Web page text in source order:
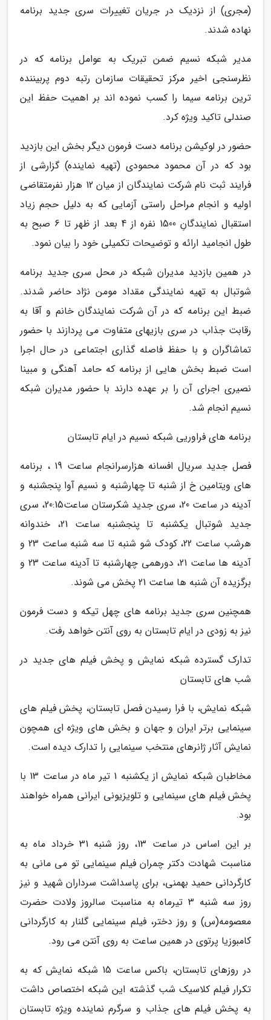
(مجری) از نزدیک در جریان تغییرات سری جدید برنامه
نهاده شدند.
مدیر شبکه نسیم ضمن تبریک به عوامل برنامه که در
نظرسنجی اخیر مرکز تحقیقات سازمان رتبه دوم پربیننده
ترین برنامه سیما را کسب نموده اند بر اهمیت حفظ این
صندلی تاکید ویژه کرد.
حضور در لوکیشن برنامه دست فرمون دیگر بخش این بازدید
بود که در آن محمود محمودی (تهیه نماینده) گزارشی از
فرایند ثبت نام شرکت نمایندگان از میان 12 هزار نفرمتقاضی
اولیه و انجام مراحل راستی آزمایی که به دلیل حجم زیاد
استقبال نمایندگانِ 1500 نفره از 4 بعد از ظهر تا 6 صبح به
طول انجامید ارائه و توضیحات تکمیلی خود را بیان نمود.
در همین بازدید مدیران شبکه در محل سری جدید برنامه
شوتبال به تهیه نمایندگی مقداد مومن نژاد حاضر شدند.
ضبط این برنامه که در آن شرکت نمایندگان خانم و آقا به
رقابت جذاب در سری بازیهای متفاوت می پردازند با حضور
تماشاگران و با حفظ فاصله گذاری اجتماعی در حال اجرا
است ضبط بخش هایی از برنامه که حامد آهنگی و مبینا
نصیری اجرای آن را بر عهده دارند با حضور مدیران شبکه
نسیم انجام شد.
برنامه های فراوریی شبکه نسیم در ایام تابستان
فصل جدید سریال افسانه هزارسرانجام ساعت 19 ، برنامه
های ویتامین خ از شنبه تا چهارشنبه و نسیم آوا پنجشنبه و
آدینه در ساعت 20، سری جدید شکرستان ساعت20:15، سری
جدید شوتبال یکشنبه تا پنجشنبه ساعت 21، خندوانه
هرشب ساعت 22، کودک شو شنبه تا سه شنبه ساعت 23 و
آدینه ها ساعت 21، دورهمی چهارشنبه تا آدینه ساعت 23 و
برگزیده آن شنبه ها ساعت 21 پخش می شوند.
همچنین سری جدید برنامه های چهل تیکه و دست فرمون
نیز به زودی در ایام تابستان به روی آنتن خواهد رفت.
تدارک گسترده شبکه نمایش و پخش فیلم های جدید در
شب های تابستان
شبکه نمایش، با فرا رسیدن فصل تابستان، پخش فیلم های
سینمایی برتر ایران و جهان و بخش های ویژه ای همچون
نمایش آثار ژانرهای منتخب سینمایی را تدارک دیده است.
مخاطبان شبکه نمایش از یکشنبه 1 تیر ماه در ساعت 13 با
پخش فیلم های سینمایی و تلویزیونی ایرانی همراه خواهند
بود.
بر این اساس در ساعت 13، روز شنبه 31 خرداد ماه به
مناسبت شهادت دکتر چمران فیلم سینمایی تو می مانی به
کارگردانی حمید بهمنی، برای پاسداشت سرداران شهید و نیز
روز سه شنبه 3 تیرماه به مناسبت سالروز ولادت حضرت
معصومه(س) و روز دختر، فیلم سینمایی گلنار به کارگردانی
کامبوزیا پرتوی در همین ساعت به روی آنتن می رود.
در روزهای تابستان، باکس ساعت 15 شبکه نمایش که به
تکرار فیلم کلاسیک شب گذشته این شبکه اختصاص داشت
به پخش فیلم های جذاب و سرگرم نماینده ویژه تابستان